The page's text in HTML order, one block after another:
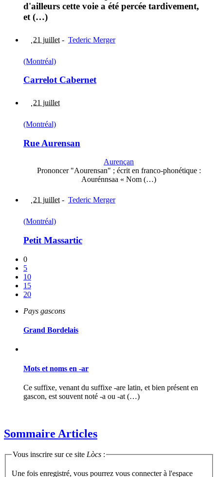
d'ailleurs cette voie a été percée tardivement,
et (…)
21 juillet - Tederic Merger
(Montréal)
Carrelot Cabernet
21 juillet
(Montréal)
Rue Aurensan
Aurençan
Prononcer "Aourensan" ; écrit en franco-phonétique :
Aourénnsaa « Nom (…)
21 juillet - Tederic Merger
(Montréal)
Petit Massartic
0
5
10
15
20
Pays gascons
Grand Bordelais
Mots et noms en -ar
Ce suffixe, venant du suffixe -are latin, et bien présent en
gascon, est souvent noté -a ou -at (…)
Sommaire Articles
Vous inscrire sur ce site Lòcs :
Une fois enregistré, vous pourrez vous connecter à l'espace